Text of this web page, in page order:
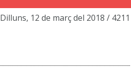
Dilluns, 12 de març del 2018 / 4211